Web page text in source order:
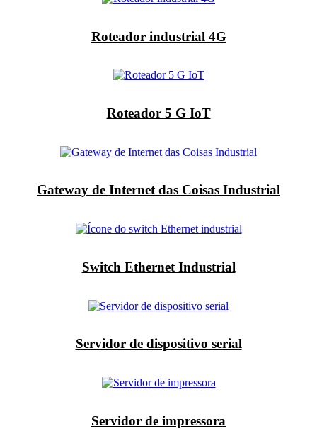
Roteador industrial 4G
Roteador 5 G IoT
Gateway de Internet das Coisas Industrial
Switch Ethernet Industrial
Servidor de dispositivo serial
Servidor de impressora